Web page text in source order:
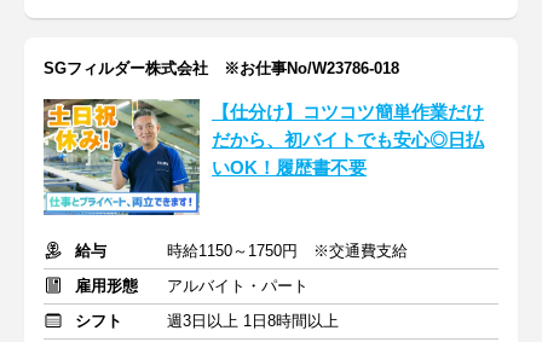
SGフィルダー株式会社 ※お仕事No/W23786-018
【仕分け】コツコツ簡単作業だけ
だから、初バイトでも安心◎日払
いOK！履歴書不要
給与
時給1150～1750円 ※交通費支給
雇用形態
アルバイト・パート
シフト
週3日以上 1日8時間以上